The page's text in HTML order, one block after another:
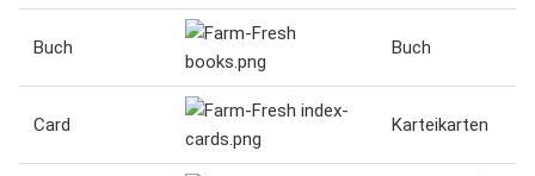
Buch Buch
Card Karteikarten